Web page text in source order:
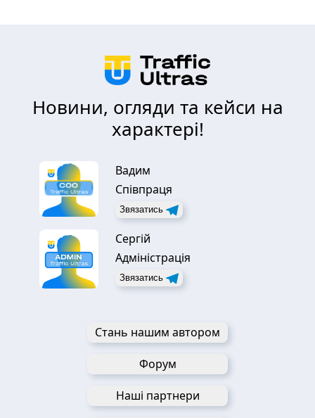
Новини, огляди та кейси на
характері!
Вадим
Співпраця
Звязатись
Сергій
Адміністрація
Звязатись
Стань нашим автором
Форум
Наші партнери